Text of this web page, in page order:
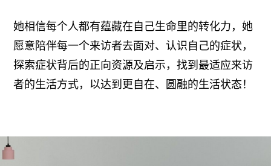
她相信每个人都有蕴藏在自己生命里的转化力，她
愿意陪伴每一个来访者去面对、认识自己的症状，
探索症状背后的正向资源及启示，找到最适应来访
者的生活方式，以达到更自在、圆融的生活状态！